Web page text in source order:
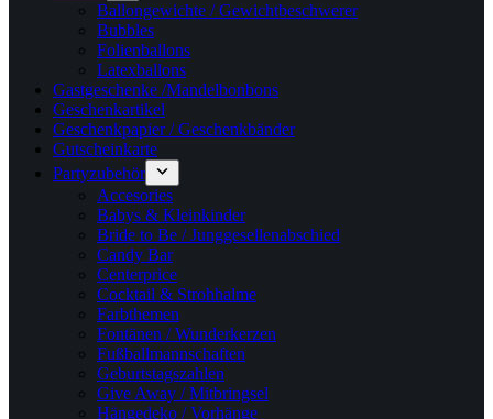
Ballongewichte / Gewichtbeschwerer
Bubbles
Folienballons
Latexballons
Gastgeschenke /Mandelbonbons
Geschenkartikel
Geschenkpapier / Geschenkbänder
Gutscheinkarte
Partyzubehör
Accesories
Babys & Kleinkinder
Bride to Be / Junggesellenabschied
Candy Bar
Centerprice
Cocktail & Strohhalme
Farbthemen
Fontänen / Wunderkerzen
Fußballmannschaften
Geburtstagszahlen
Give Away / Mitbringsel
Hängedeko / Vorhänge